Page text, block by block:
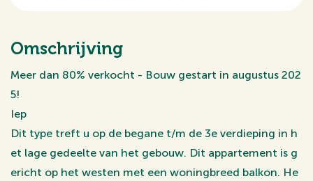
Omschrijving
Meer dan 80% verkocht - Bouw gestart in augustus 202
5!
Iep
Dit type treft u op de begane t/m de 3e verdieping in h
et lage gedeelte van het gebouw. Dit appartement is g
ericht op het westen met een woningbreed balkon. He